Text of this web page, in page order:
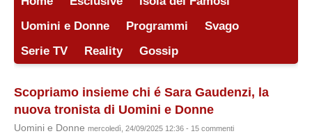
Uomini e Donne
Programmi
Svago
Serie TV
Reality Gossip
Scopriamo insieme chi é Sara Gaudenzi, la
nuova tronista di Uomini e Donne
Uomini e Donne mercoledì, 24/09/2025 12:36 - 15 commenti